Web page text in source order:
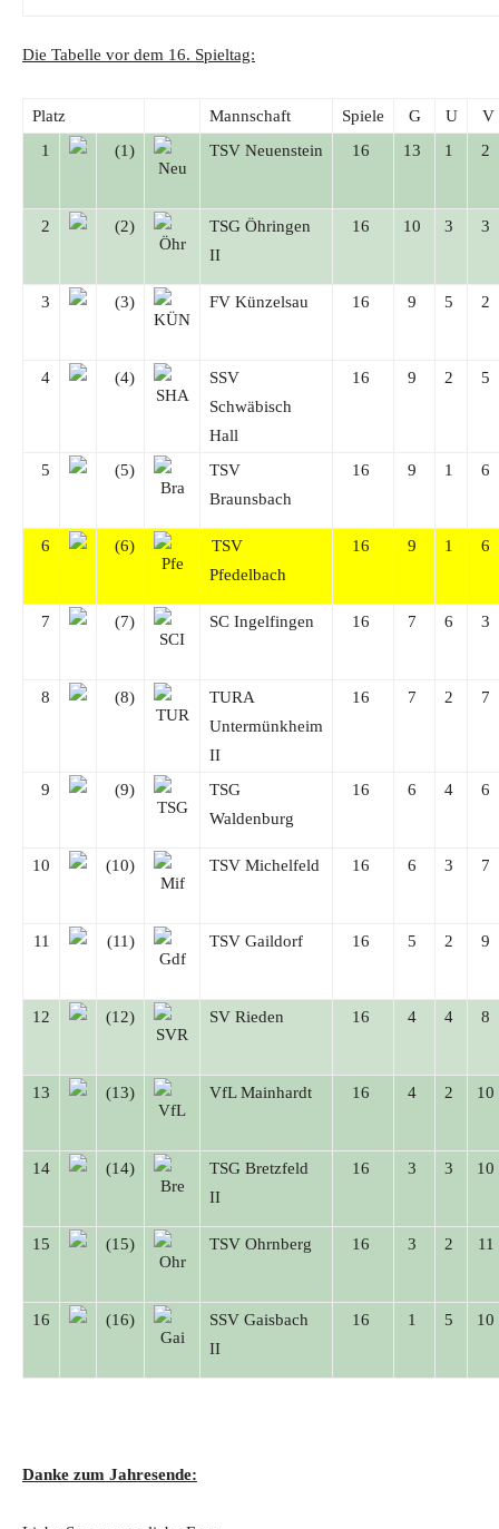
Die Tabelle vor dem 16. Spieltag:
Platz Mannschaft Spiele G U
V
1
(1) TSV Neuenstein 16 13 1 2
2 (2)
TSG Öhringen
II
16 10 3 3
3 (3) FV Künzelsau 16 9 5 2
4 (4)
SSV
Schwäbisch
Hall
16 9 2 5
5 (5)
TSV
Braunsbach
16 9 1 6
6 (6)
TSV
Pfedelbach
16 9 1 6
7 (7) SC Ingelfingen 16 7 6 3
8 (8)
TURA
Untermünkheim
II
16 7 2 7
9 (9)
TSG
Waldenburg
16 6 4 6
10 (10) TSV Michelfeld 16 6 3 7
11 (11) TSV Gaildorf 16 5 2 9
12 (12) SV Rieden 16 4 4 8
13 (13) VfL Mainhardt 16 4 2 10
14 (14)
TSG Bretzfeld
II
16 3 3 10
15 (15) TSV Ohrnberg 16 3 2 11
16 (16)
SSV Gaisbach
II
16 1 5 10
Danke zum Jahresende: